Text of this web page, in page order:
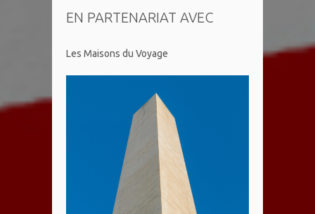
EN PARTENARIAT AVEC
Les Maisons du Voyage